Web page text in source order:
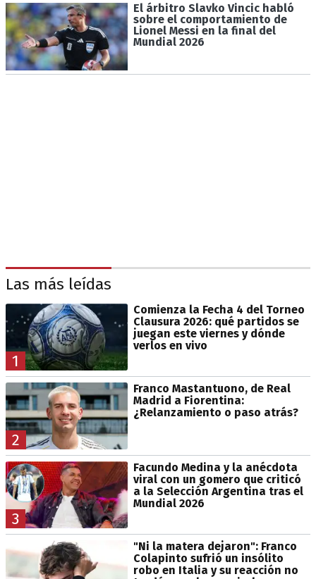
El árbitro Slavko Vincic habló
sobre el comportamiento de
Lionel Messi en la final del
Mundial 2026
Las más leídas
1
Comienza la Fecha 4 del Torneo
Clausura 2026: qué partidos se
juegan este viernes y dónde
verlos en vivo
2
Franco Mastantuono, de Real
Madrid a Fiorentina:
¿Relanzamiento o paso atrás?
3
Facundo Medina y la anécdota
viral con un gomero que criticó
a la Selección Argentina tras el
Mundial 2026
"Ni la matera dejaron": Franco
Colapinto sufrió un insólito
robo en Italia y su reacción no